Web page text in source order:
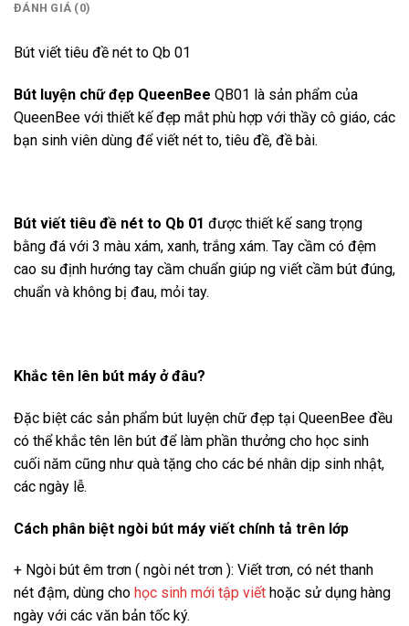
ĐÁNH GIÁ (0)
Bút viết tiêu đề nét to Qb 01
Bút luyện chữ đẹp QueenBee QB01 là sản phẩm của
QueenBee với thiết kế đẹp mắt phù hợp với thầy cô giáo, các
bạn sinh viên dùng để viết nét to, tiêu đề, đề bài.
Bút viết tiêu đề nét to Qb 01 được thiết kế sang trọng
bằng đá với 3 màu xám, xanh, trắng xám. Tay cầm có đệm
cao su định hướng tay cầm chuẩn giúp ng viết cầm bút đúng,
chuẩn và không bị đau, mỏi tay.
Khắc tên lên bút máy ở đâu?
Đặc biệt các sản phẩm bút luyện chữ đẹp tại QueenBee đều
có thể khắc tên lên bút để làm phần thưởng cho học sinh
cuối năm cũng như quà tặng cho các bé nhân dịp sinh nhật,
các ngày lễ.
Cách phân biệt ngòi bút máy viết chính tả trên lớp
+ Ngòi bút êm trơn ( ngòi nét trơn ): Viết trơn, có nét thanh
nét đậm, dùng cho học sinh mới tập viết hoặc sử dụng hàng
ngày với các văn bản tốc ký.